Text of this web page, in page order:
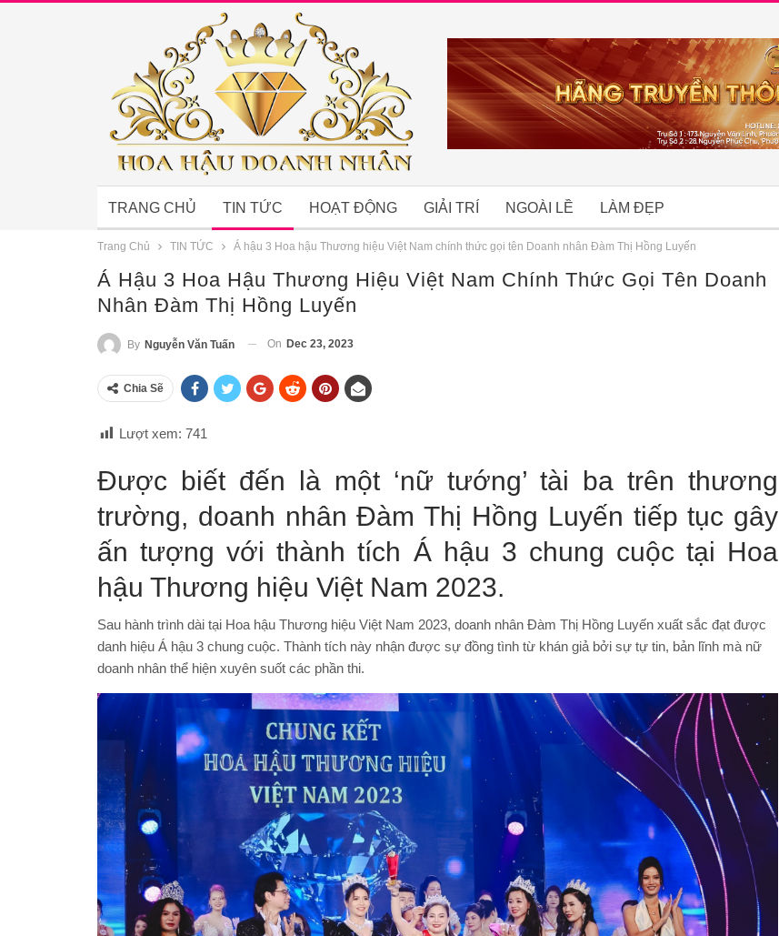
TRANG CHỦ TIN TỨC HOẠT ĐỘNG GIẢI TRÍ NGOÀI LỀ LÀM ĐẸP
Trang Chủ TIN TỨC Á hậu 3 Hoa hậu Thương hiệu Việt Nam chính thức gọi tên Doanh nhân Đàm Thị Hồng Luyến
Á Hậu 3 Hoa Hậu Thương Hiệu Việt Nam Chính Thức Gọi Tên Doanh
Nhân Đàm Thị Hồng Luyến
By Nguyễn Văn Tuấn On Dec 23, 2023
Chia Sẽ
Lượt xem: 741
Được biết đến là một ‘nữ tướng’ tài ba trên thương
trường, doanh nhân Đàm Thị Hồng Luyến tiếp tục gây
ấn tượng với thành tích Á hậu 3 chung cuộc tại Hoa
hậu Thương hiệu Việt Nam 2023.
Sau hành trình dài tại Hoa hậu Thương hiệu Việt Nam 2023, doanh nhân Đàm Thị Hồng Luyến xuất sắc đạt được
danh hiệu Á hậu 3 chung cuộc. Thành tích này nhận được sự đồng tình từ khán giả bởi sự tự tin, bản lĩnh mà nữ
doanh nhân thể hiện xuyên suốt các phần thi.